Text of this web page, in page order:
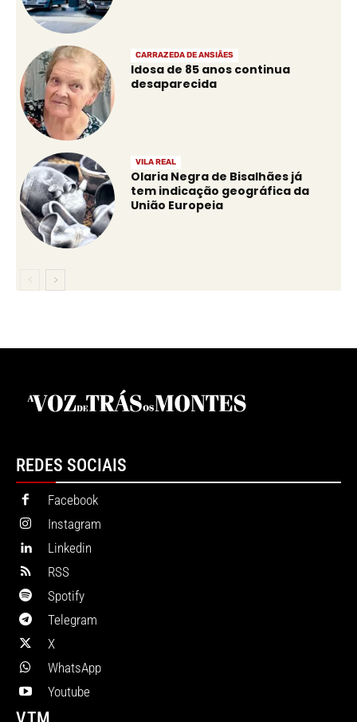
CARRAZEDA DE ANSIÃES
Idosa de 85 anos continua
desaparecida
VILA REAL
Olaria Negra de Bisalhães já
tem indicação geográfica da
União Europeia
REDES SOCIAIS
Facebook
Instagram
Linkedin
RSS
Spotify
Telegram
X
WhatsApp
Youtube